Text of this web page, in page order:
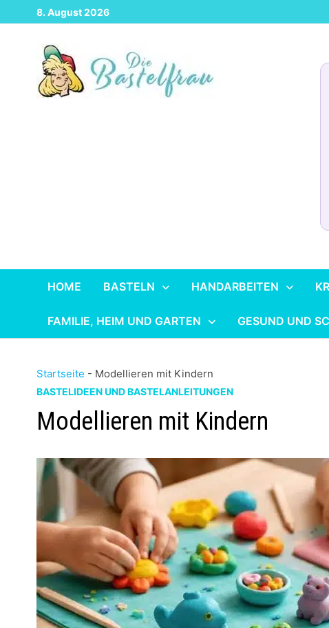
Zurück
zum
8. August 2026
HOME BASTELN HANDARBEITEN
FAMILIE, HEIM UND GARTEN GESUND UND
Startseite - Modellieren mit Kindern
BASTELIDEEN UND BASTELANLEITUNGEN
Modellieren mit Kindern